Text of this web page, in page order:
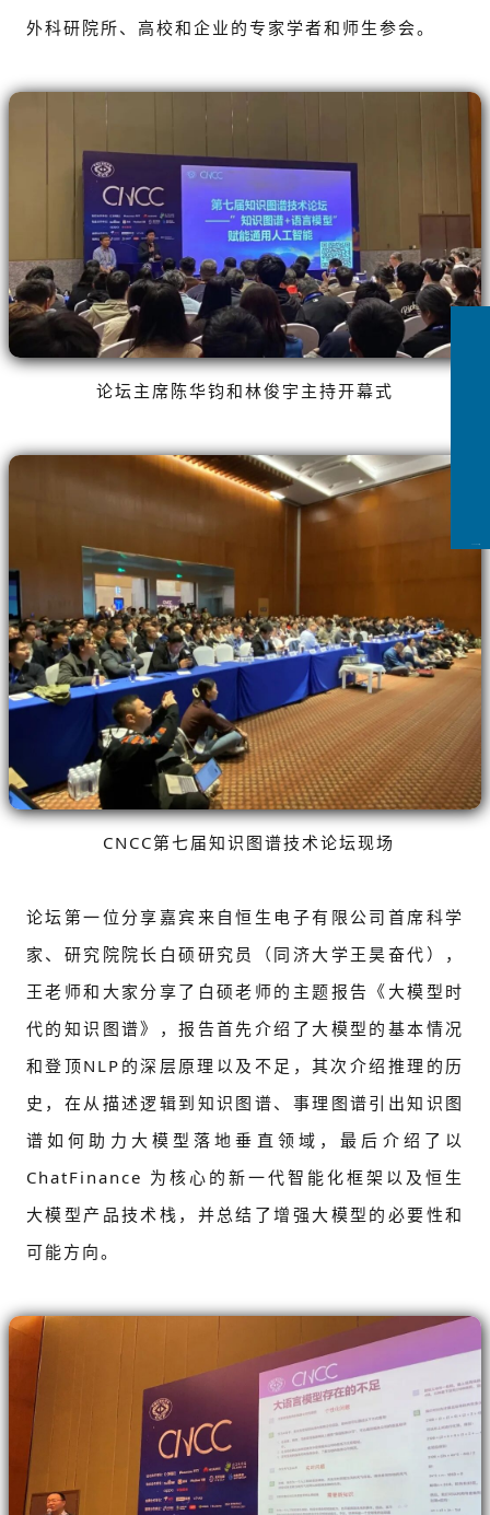
外科研院所、高校和企业的专家学者和师生参会。
论坛主席陈华钧和林俊宇主持开幕式
CNCC第七届知识图谱技术论坛现场
论坛第一位分享嘉宾来自恒生电子有限公司首席科学
家、研究院院长白硕研究员（同济大学王昊奋代），
王老师和大家分享了白硕老师的主题报告《大模型时
代的知识图谱》，报告首先介绍了大模型的基本情况
和登顶NLP的深层原理以及不足，其次介绍推理的历
史，在从描述逻辑到知识图谱、事理图谱引出知识图
谱如何助力大模型落地垂直领域，最后介绍了以
ChatFinance 为核心的新一代智能化框架以及恒生
大模型产品技术栈，并总结了增强大模型的必要性和
可能方向。